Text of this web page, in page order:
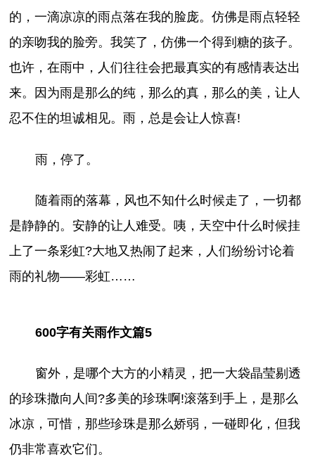
的，一滴凉凉的雨点落在我的脸庞。仿佛是雨点轻轻
的亲吻我的脸旁。我笑了，仿佛一个得到糖的孩子。
也许，在雨中，人们往往会把最真实的有感情表达出
来。因为雨是那么的纯，那么的真，那么的美，让人
忍不住的坦诚相见。雨，总是会让人惊喜!
雨，停了。
随着雨的落幕，风也不知什么时候走了，一切都
是静静的。安静的让人难受。咦，天空中什么时候挂
上了一条彩虹?大地又热闹了起来，人们纷纷讨论着
雨的礼物——彩虹……
600字有关雨作文篇5
窗外，是哪个大方的小精灵，把一大袋晶莹剔透
的珍珠撒向人间?多美的珍珠啊!滚落到手上，是那么
冰凉，可惜，那些珍珠是那么娇弱，一碰即化，但我
仍非常喜欢它们。